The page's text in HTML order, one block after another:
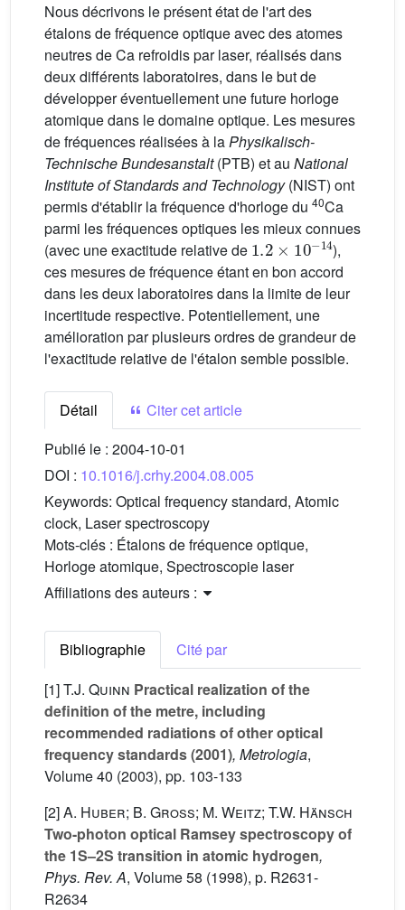
Nous décrivons le présent état de l'art des
étalons de fréquence optique avec des atomes
neutres de Ca refroidis par laser, réalisés dans
deux différents laboratoires, dans le but de
développer éventuellement une future horloge
atomique dans le domaine optique. Les mesures
de fréquences réalisées à laPhysikalisch-
Technische Bundesanstalt(PTB) et au National
Institute of Standards and Technology(NIST) ont
permis d'établir la fréquence d'horloge du 40Ca
parmi les fréquences optiques les mieux connues
(avec une exactitude relative de
1.2×10−14
),
ces mesures de fréquence étant en bon accord
dans les deux laboratoires dans la limite de leur
incertitude respective. Potentiellement, une
amélioration par plusieurs ordres de grandeur de
l'exactitude relative de l'étalon semble possible.
Détail
Citer cet article
Publié le : 2004-10-01
DOI : 10.1016/j.crhy.2004.08.005
Keywords: Optical frequency standard, Atomic
clock, Laser spectroscopy
Mots-clés : Étalons de fréquence optique,
Horloge atomique, Spectroscopie laser
Affiliations des auteurs :
Bibliographie
Cité par
[1]T.J. Quinn Practical realization of the
definition of the metre, including
recommended radiations of other optical
frequency standards (2001), Metrologia,
Volume 40 (2003), pp. 103-133
[2]A. Huber; B. Gross; M. Weitz; T.W. Hänsch
Two-photon optical Ramsey spectroscopy of
the 1S–2S transition in atomic hydrogen,
Phys. Rev. A, Volume 58 (1998), p. R2631-
R2634